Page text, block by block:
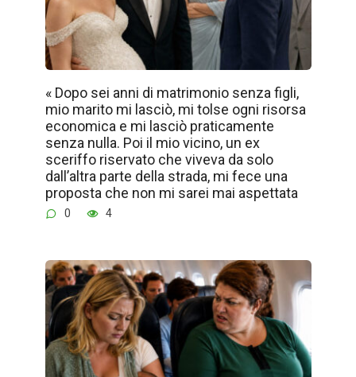
« Dopo sei anni di matrimonio senza figli,
mio marito mi lasciò, mi tolse ogni risorsa
economica e mi lasciò praticamente
senza nulla. Poi il mio vicino, un ex
sceriffo riservato che viveva da solo
dall’altra parte della strada, mi fece una
proposta che non mi sarei mai aspettata
0 4